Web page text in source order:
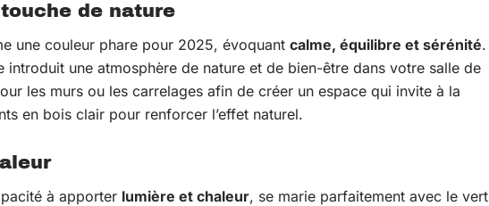
de nature
une couleur phare pour 2025, évoquant calme, équilibre et sérénité.
introduit une atmosphère de nature et de bien-être dans votre salle de
les murs ou les carrelages afin de créer un espace qui invite à la
en bois clair pour renforcer l’effet naturel.
à apporter lumière et chaleur, se marie parfaitement avec le vert